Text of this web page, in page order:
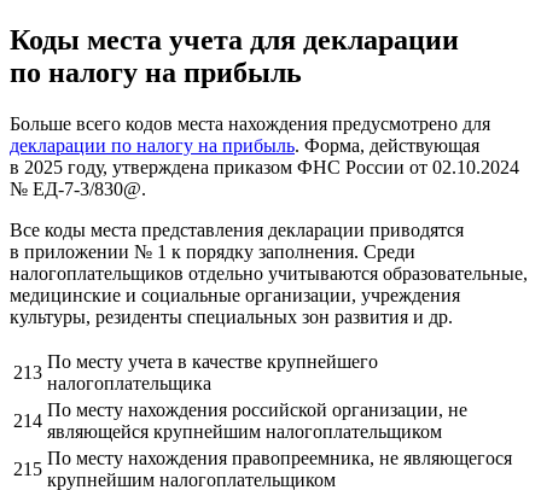
Коды места учета для декларации
по налогу на прибыль
Больше всего кодов места нахождения предусмотрено для
декларации по налогу на прибыль. Форма, действующая
в 2025 году, утверждена приказом ФНС России от 02.10.2024
№ ЕД-7-3/830@.
Все коды места представления декларации приводятся
в приложении № 1 к порядку заполнения. Среди
налогоплательщиков отдельно учитываются образовательные,
медицинские и социальные организации, учреждения
культуры, резиденты специальных зон развития и др.
213
По месту учета в качестве крупнейшего
налогоплательщика
214
По месту нахождения российской организации, не
являющейся крупнейшим налогоплательщиком
215
По месту нахождения правопреемника, не являющегося
крупнейшим налогоплательщиком